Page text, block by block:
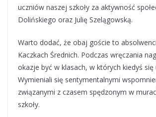
uczniów naszej szkoły za aktywność
Dolińskiego oraz Julię Szelągowską.
Warto dodać, że obaj goście to
Kaczkach Średnich. Podczas wręczania
okazje być w klasach, w których kiedyś się
Wymieniali się sentymentalnymi
związanymi z czasem spędzonym w
szkoły.